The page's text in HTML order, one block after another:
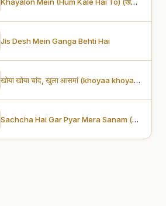
Jis Desh Mein Ganga Behti Hai
खोया खोया चांद, खुला आसमां (khoyaa khoyaa chaand, khulaa aasamaan)
Sachcha Hai Gar Pyar Mera Sanam (सच्चा है गर प्यार मेरा सनम)